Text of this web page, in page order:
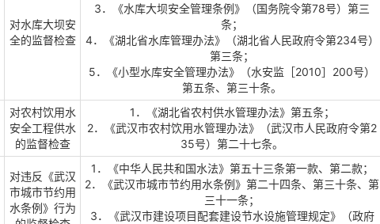
对水库大坝安
全的监督检查
3．《水库大坝安全管理条例》（国务院令第78号）第三
条；
4．《湖北省水库管理办法》（湖北省人民政府令第234号）
第三条；
5．《小型水库安全管理办法》（水安监［2010］200号）
第五条、第三十条。
对农村饮用水
安全工程供水
的监督检查
1．《湖北省农村供水管理办法》第五条；
2．《武汉市农村饮用水管理办法》（武汉市人民政府令第2
35号）第二十七条。
对违反《武汉
市城市节约用
水条例》行为
1．《中华人民共和国水法》第五十三条第一款、第二款；
2．《武汉市城市节约用水条例》第二十四条、第三十条、第
三十一条；
3．《武汉市建设项目配套建设节水设施管理规定》（政府